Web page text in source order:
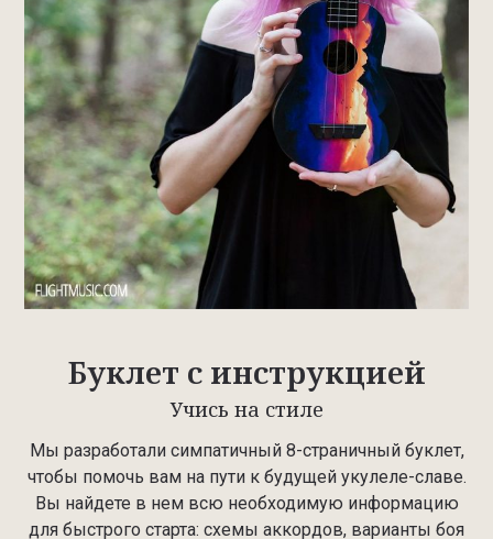
Буклет с инструкцией
Учись на стиле
Мы разработали симпатичный 8-страничный буклет,
чтобы помочь вам на пути к будущей укулеле-славе.
Вы найдете в нем всю необходимую информацию
для быстрого старта: схемы аккордов, варианты боя